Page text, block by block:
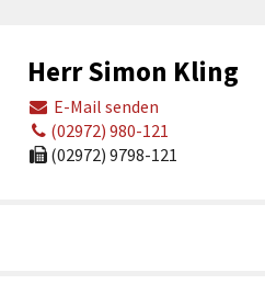
Tourismus
Freizeit & Kultur
Herr Simon Kling
E-Mail senden
(02972) 980-121
(02972) 9798-121